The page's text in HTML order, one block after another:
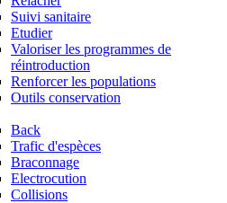
Suivi sanitaire
Etudier
Valoriser les programmes de
réintroduction
Renforcer les populations
Outils conservation
Back
Trafic d'espèces
Braconnage
Electrocution
Collisions